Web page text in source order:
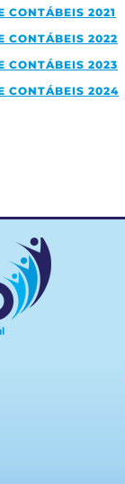
CONTÁBEIS 2021
CONTÁBEIS 2022
CONTÁBEIS 2023
CONTÁBEIS 2024